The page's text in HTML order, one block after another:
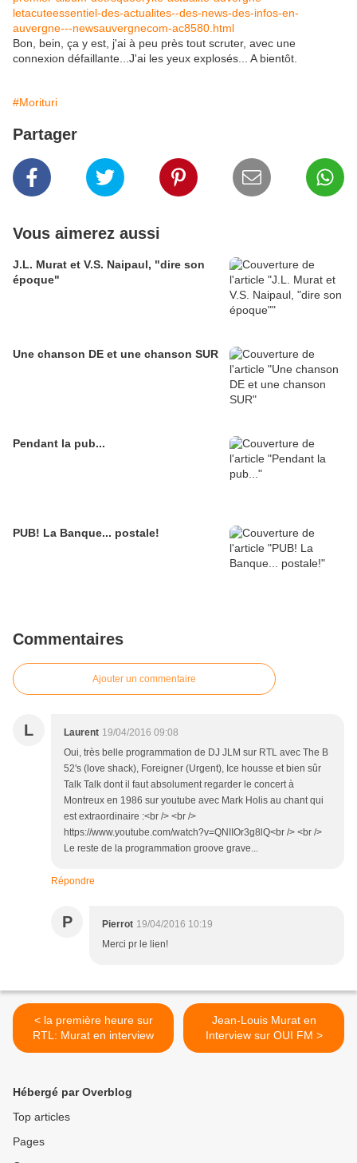
letacuteessentiel-des-actualites--des-news-des-infos-en-
auvergne---newsauvergnecom-ac8580.html
Bon, bein, ça y est, j'ai à peu près tout scruter, avec une
connexion défaillante...J'ai les yeux explosés... A bientôt.
#Morituri
Partager
Vous aimerez aussi
J.L. Murat et V.S. Naipaul, "dire son
époque"
Une chanson DE et une chanson SUR
Pendant la pub...
PUB! La Banque... postale!
Commentaires
Ajouter un commentaire
L Laurent 19/04/2016 09:08
Oui, très belle programmation de DJ JLM sur RTL avec The B
52's (love shack), Foreigner (Urgent), Ice housse et bien sûr
Talk Talk dont il faut absolument regarder le concert à
Montreux en 1986 sur youtube avec Mark Holis au chant qui
est extraordinaire :<br /> <br />
https://www.youtube.com/watch?v=QNIIOr3g8lQ<br /> <br />
Le reste de la programmation groove grave...
Répondre
P Pierrot 19/04/2016 10:19
Merci pr le lien!
< la première heure sur
RTL: Murat en interview
Jean-Louis Murat en
Interview sur OUI FM >
Hébergé par Overblog
Top articles
Pages